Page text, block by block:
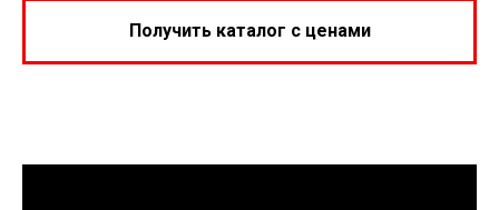
Получить каталог с ценами